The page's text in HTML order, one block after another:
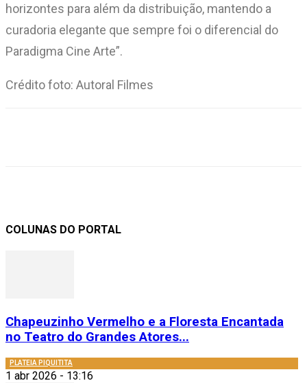
horizontes para além da distribuição, mantendo a
curadoria elegante que sempre foi o diferencial do
Paradigma Cine Arte”.
Crédito foto: Autoral Filmes
COLUNAS DO PORTAL
Chapeuzinho Vermelho e a Floresta Encantada
no Teatro do Grandes Atores...
PLATEIA PIQUITITA
1 abr 2026 - 13:16